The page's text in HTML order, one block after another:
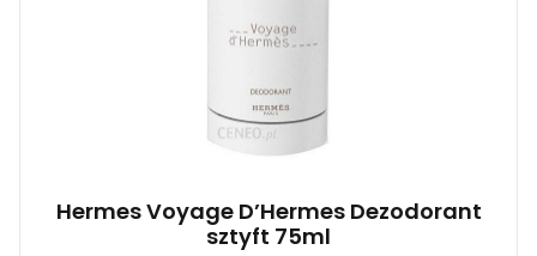
Hermes Voyage D’Hermes Dezodorant
sztyft 75ml